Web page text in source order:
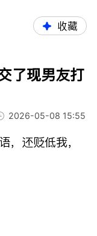
收藏
了现男友打
2026-05-08 15:55
，还贬低我，